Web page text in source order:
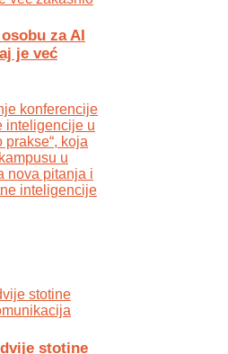
za AI
je već
konferencije
inteligencije u
koja
u
nova pitanja i
inteligencije
stotine